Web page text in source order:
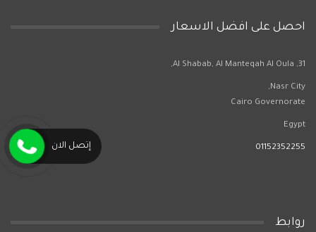
احصل على افضل الاسعار
31, Al Shabab, Al Manteqah Al Oula,
Nasr City,
Cairo Governorate
Egypt
01152352255
روابط
إتصل الان